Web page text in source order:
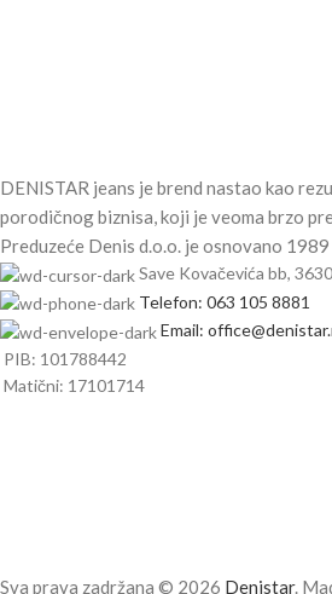
DENISTAR jeans je brend nastao kao
porodičnog biznisa, koji je veoma brzo
Preduzeće Denis d.o.o. je osnovano
Save Kovačevića bb,
Telefon: 063 105 8881
Email:
PIB: 101788442
Matični: 17101714
Sva prava zadržana © 2026 Denistar.